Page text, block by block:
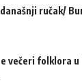
ručak/
večeri folklora u